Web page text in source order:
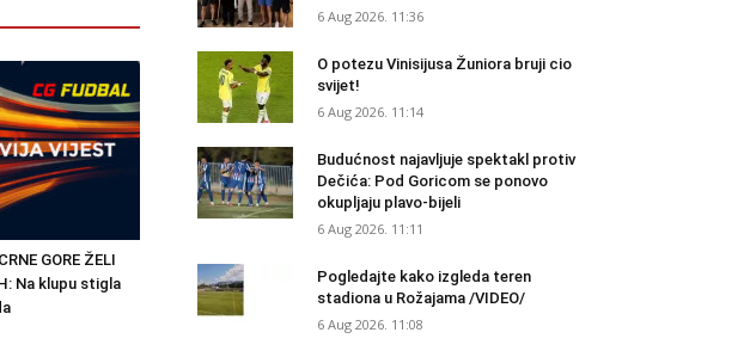
GORE ŽELI
Na klupu stigla
6 Aug 2026. 11:36
O potezu Vinisijusa Žuniora bruji cio
svijet!
6 Aug 2026. 11:14
Budućnost najavljuje spektakl protiv
Dečića: Pod Goricom se ponovo
okupljaju plavo-bijeli
6 Aug 2026. 11:11
Pogledajte kako izgleda teren
stadiona u Rožajama /VIDEO/
6 Aug 2026. 11:08